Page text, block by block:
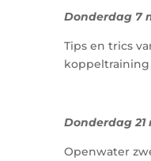
Donderdag 7
Tips en trics
koppeltraining
Donderdag 21
Openwater